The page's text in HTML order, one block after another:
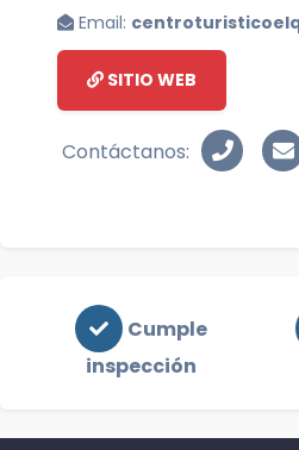
Email:
SITIO WEB
Contáctanos:
Cumple
inspección